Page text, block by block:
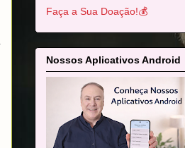
Faça a Sua Doação!💰
Nossos Aplicativos Android